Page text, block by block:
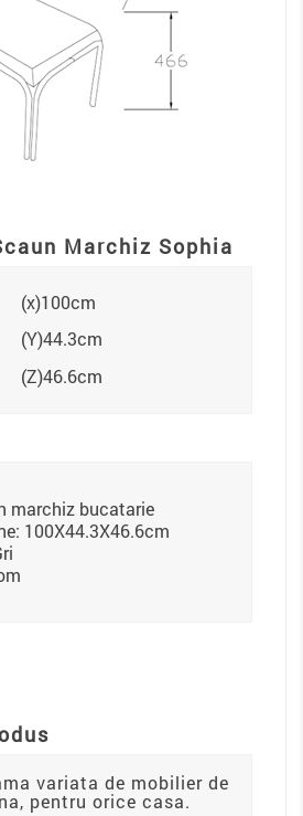
Marchiz Sophia
(x)100cm
(Y)44.3cm
(Z)46.6cm
marchiz bucatarie
100X44.3X46.6cm
variata de mobilier de
pentru orice casa.